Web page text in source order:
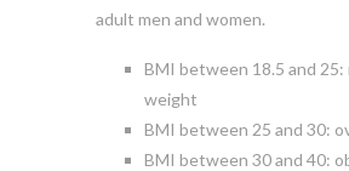
adult men and women.
BMI between 18.5 and 25:
weight
BMI between 25 and 30:
BMI between 30 and 40: